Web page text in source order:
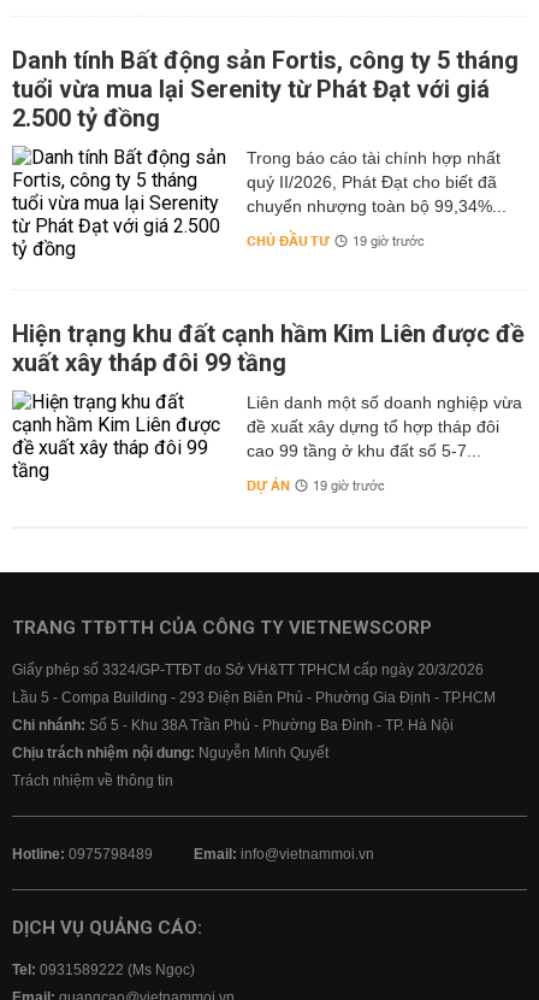
Danh tính Bất động sản Fortis, công ty 5 tháng
tuổi vừa mua lại Serenity từ Phát Đạt với giá
2.500 tỷ đồng
Trong báo cáo tài chính hợp nhất
quý II/2026, Phát Đạt cho biết đã
chuyển nhượng toàn bộ 99,34%...
CHỦ ĐẦU TƯ 19 giờ trước
Hiện trạng khu đất cạnh hầm Kim Liên được đề
xuất xây tháp đôi 99 tầng
Liên danh một số doanh nghiệp vừa
đề xuất xây dựng tổ hợp tháp đôi
cao 99 tầng ở khu đất số 5-7...
DỰ ÁN 19 giờ trước
TRANG TTĐTTH CỦA CÔNG TY VIETNEWSCORP
Giấy phép số 3324/GP-TTĐT do Sở VH&TT TPHCM cấp ngày 20/3/2026
Lầu 5 - Compa Building - 293 Điện Biên Phủ - Phường Gia Định - TP.HCM
Chi nhánh: Số 5 - Khu 38A Trần Phú - Phường Ba Đình - TP. Hà Nội
Chịu trách nhiệm nội dung: Nguyễn Minh Quyết
Trách nhiệm về thông tin
Hotline: 0975798489 Email: info@vietnammoi.vn
DỊCH VỤ QUẢNG CÁO:
Tel: 0931589222 (Ms Ngọc)